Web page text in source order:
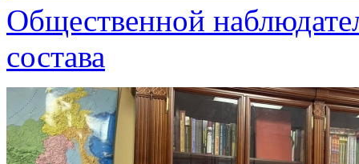
Общественной
состава